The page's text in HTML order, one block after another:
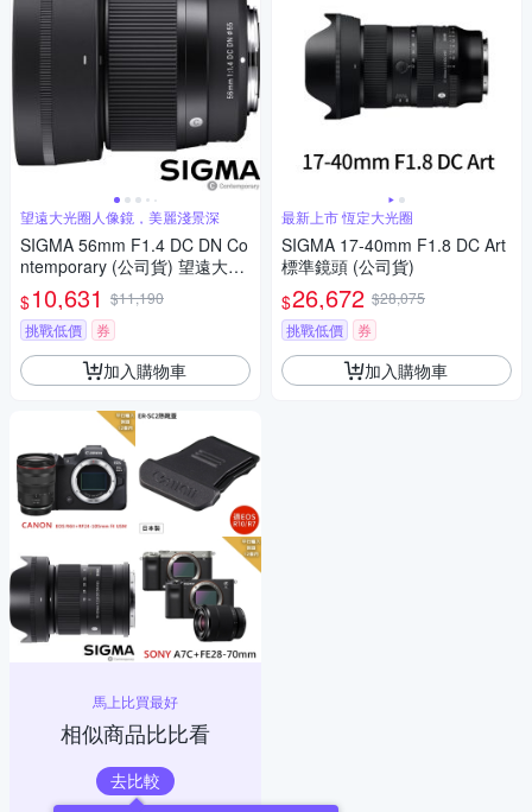
望遠大光圈人像鏡，美麗淺景深
SIGMA 56mm F1.4 DC DN Co
ntemporary (公司貨) 望遠大光
圈定焦鏡頭 人像鏡 APS-C 無反
微單眼專用鏡頭
$10,631 $11,190
挑戰低價
券
加入購物車
馬上比買最好
相似商品比比看
去比較
最新上市 恆定大光圈
SIGMA 17-40mm F1.8 DC Art
標準鏡頭 (公司貨)
$26,672 $28,075
挑戰低價
券
加入購物車